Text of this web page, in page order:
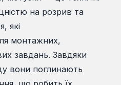
на розрив та
які
монтажних,
завдань. Завдяки
вони поглинають